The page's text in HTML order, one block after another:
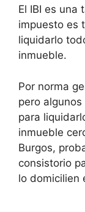
El IBI es una
impuesto es
liquidarlo
inmueble.
Por norma
pero
para
inmueble
Burgos,
consistorio
lo domicilien